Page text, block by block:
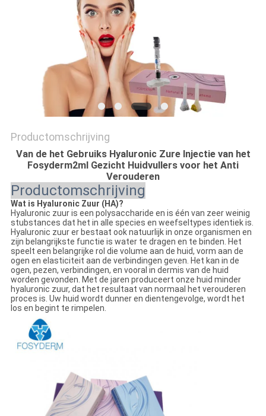
Productomschrijving
Van de het Gebruiks Hyaluronic Zure Injectie van het
Fosyderm2ml Gezicht Huidvullers voor het Anti
Verouderen
Productomschrijving
Wat is Hyaluronic Zuur (HA)?
Hyaluronic zuur is een polysaccharide en is één van zeer weinig
stubstances dat het in alle species en weefseltypes identiek is.
Hyaluronic zuur er bestaat ook natuurlijk in onze organismen en
zijn belangrijkste functie is water te dragen en te binden. Het
speelt een belangrijke rol die volume aan de huid, vorm aan de
ogen en elasticiteit aan de verbindingen geven. Het kan in de
ogen, pezen, verbindingen, en vooral in dermis van de huid
worden gevonden. Met de jaren produceert onze huid minder
hyaluronic zuur, dat het resultaat van normaal het verouderen
proces is. Uw huid wordt dunner en dientengevolge, wordt het
los en begint te rimpelen.